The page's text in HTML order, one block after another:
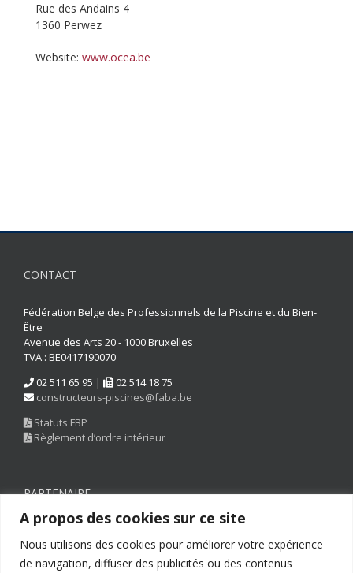
A propos des cookies sur ce site
Nous utilisons des cookies pour améliorer votre expérience
de navigation, diffuser des publicités ou des contenus
Rue des Andains 4
1360 Perwez
Website: www.ocea.be
CONTACT
Fédération Belge des Professionnels de la Piscine et du Bien-
Être
Avenue des Arts 20 - 1000 Bruxelles
TVA : BE0417190070
02 511 65 95 |
02 514 18 75
constructeurs-piscines@faba.be
Statuts FBP
Règlement d’ordre intérieur
PARTENAIRE